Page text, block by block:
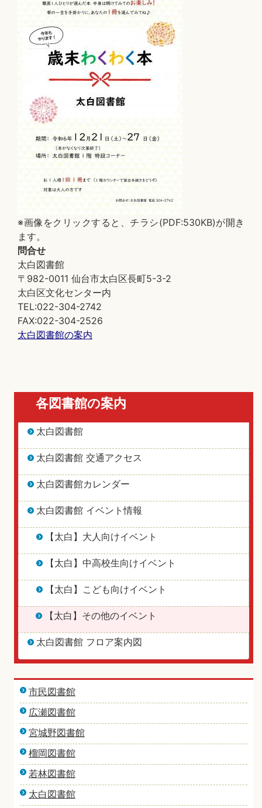
※画像をクリックすると、チラシ(PDF:530KB)が開き
ます。
問合せ
太白図書館
〒982-0011 仙台市太白区長町5-3-2
太白区文化センター内
TEL:022-304-2742
FAX:022-304-2526
太白図書館の案内
各図書館の案内
太白図書館
太白図書館 交通アクセス
太白図書館カレンダー
太白図書館 イベント情報
【太白】大人向けイベント
【太白】中高校生向けイベント
【太白】こども向けイベント
【太白】その他のイベント
太白図書館 フロア案内図
市民図書館
広瀬図書館
宮城野図書館
榴岡図書館
若林図書館
太白図書館